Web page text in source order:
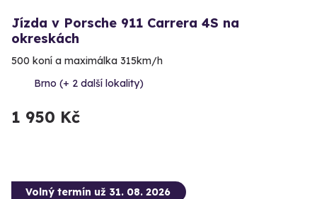
Jízda v Porsche 911 Carrera 4S na
okreskách
500 koní a maximálka 315km/h
Brno (+ 2 další lokality)
1 950 Kč
Volný termín už 31. 08. 2026